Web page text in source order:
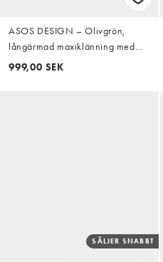
ASOS DESIGN – Olivgrön,
långärmad maxiklänning med
hög krage, klockad kjol, volang
999,00 SEK
SÄLJER SNABBT